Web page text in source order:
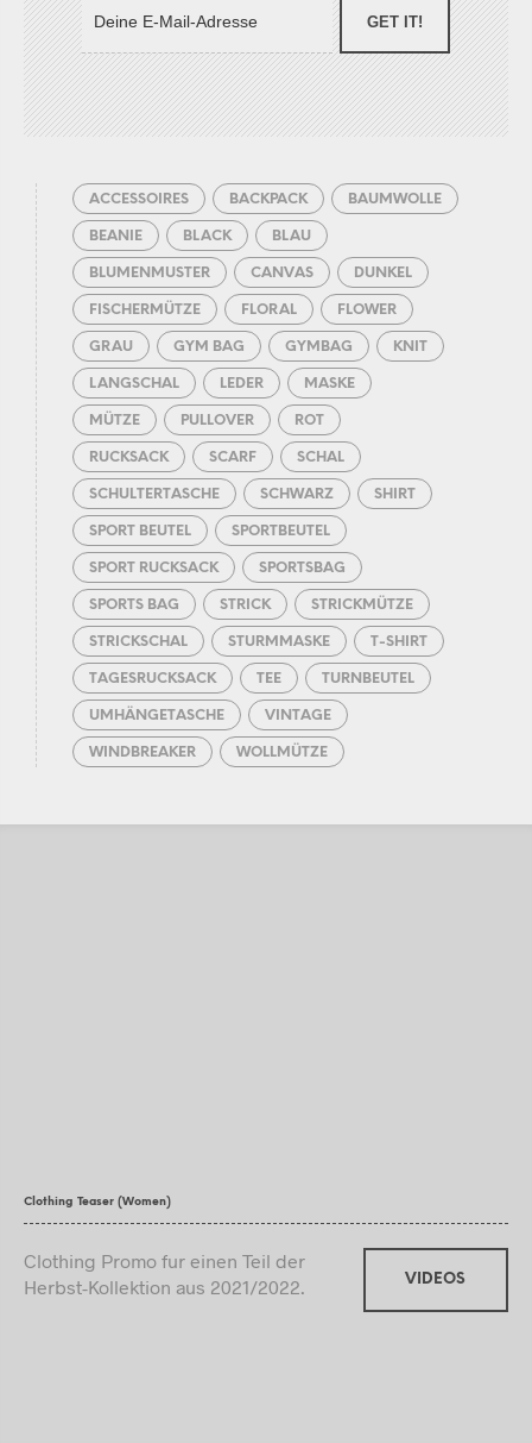
GET IT!
ACCESSOIRES BACKPACK BAUMWOLLE
BEANIE BLACK BLAU
BLUMENMUSTER CANVAS DUNKEL
FISCHERMÜTZE FLORAL FLOWER
GRAU GYM BAG GYMBAG KNIT
LANGSCHAL LEDER MASKE
MÜTZE PULLOVER ROT
RUCKSACK SCARF SCHAL
SCHULTERTASCHE SCHWARZ SHIRT
SPORT BEUTEL SPORTBEUTEL
SPORT RUCKSACK SPORTSBAG
SPORTS BAG STRICK STRICKMÜTZE
STRICKSCHAL STURMMASKE T-SHIRT
TAGESRUCKSACK TEE TURNBEUTEL
UMHÄNGETASCHE VINTAGE
WINDBREAKER WOLLMÜTZE
Clothing Teaser (Women)
Clothing Promo fur einen Teil der
Herbst-Kollektion aus 2021/2022.
VIDEOS